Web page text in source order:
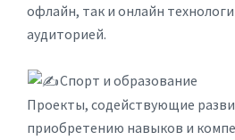
офлайн, так и онлайн
аудиторией.
Спорт и образование
Проекты, содействующие
приобретению навыков и